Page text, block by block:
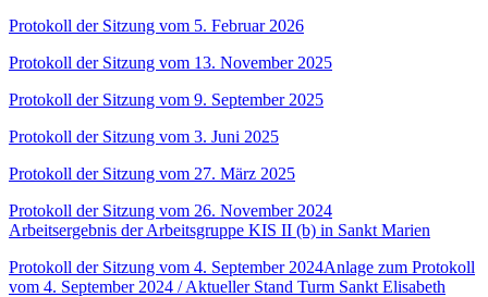
Protokoll der Sitzung vom 5. Februar 2026
Protokoll der Sitzung vom 13. November 2025
Protokoll der Sitzung vom 9. September 2025
Protokoll der Sitzung vom 3. Juni 2025
Protokoll der Sitzung vom 27. März 2025
Protokoll der Sitzung vom 26. November 2024
Arbeitsergebnis der Arbeitsgruppe KIS II (b) in Sankt Marien
Protokoll der Sitzung vom 4. September 2024Anlage zum Protokoll
vom 4. September 2024 / Aktueller Stand Turm Sankt Elisabeth